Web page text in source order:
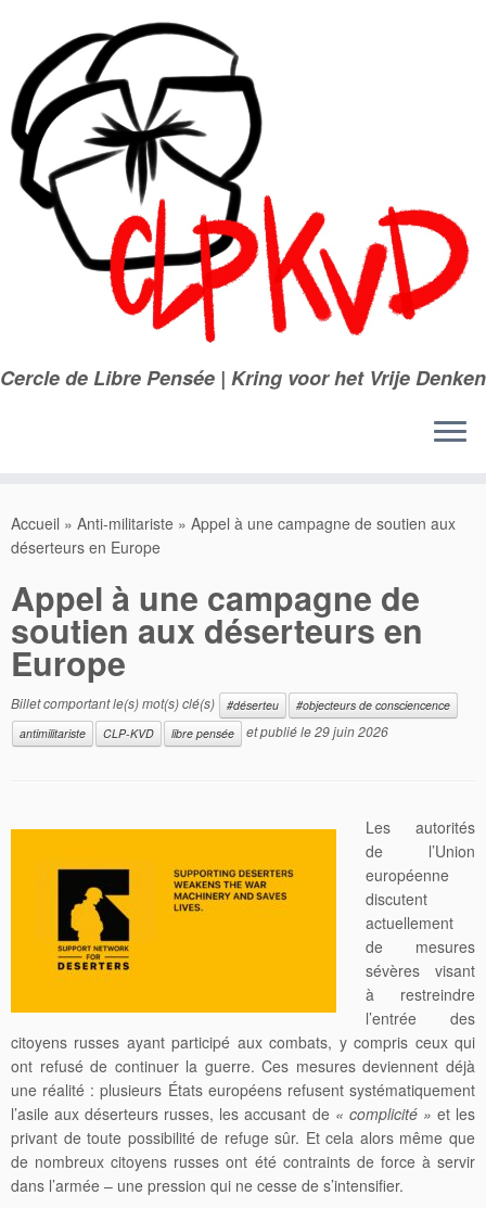
contenu
Cercle de Libre Pensée | Kring voor het Vrije Denken
Accueil » Anti-militariste » Appel à une campagne de soutien aux
déserteurs en Europe
Appel à une campagne de
soutien aux déserteurs en
Europe
Billet comportant le(s) mot(s) clé(s) #déserteu
#objecteurs de consciencence
antimilitariste
CLP-KVD libre pensée et publié le29 juin 2026
Les autorités
de l’Union
européenne
discutent
actuellement
de mesures
sévères visant
à restreindre
l’entrée des
citoyens russes ayant participé aux combats, y compris ceux qui
ont refusé de continuer la guerre. Ces mesures deviennent déjà
une réalité : plusieurs États européens refusent systématiquement
l’asile aux déserteurs russes, les accusant de « complicité » et les
privant de toute possibilité de refuge sûr. Et cela alors même que
de nombreux citoyens russes ont été contraints de force à servir
dans l’armée – une pression qui ne cesse de s’intensifier.